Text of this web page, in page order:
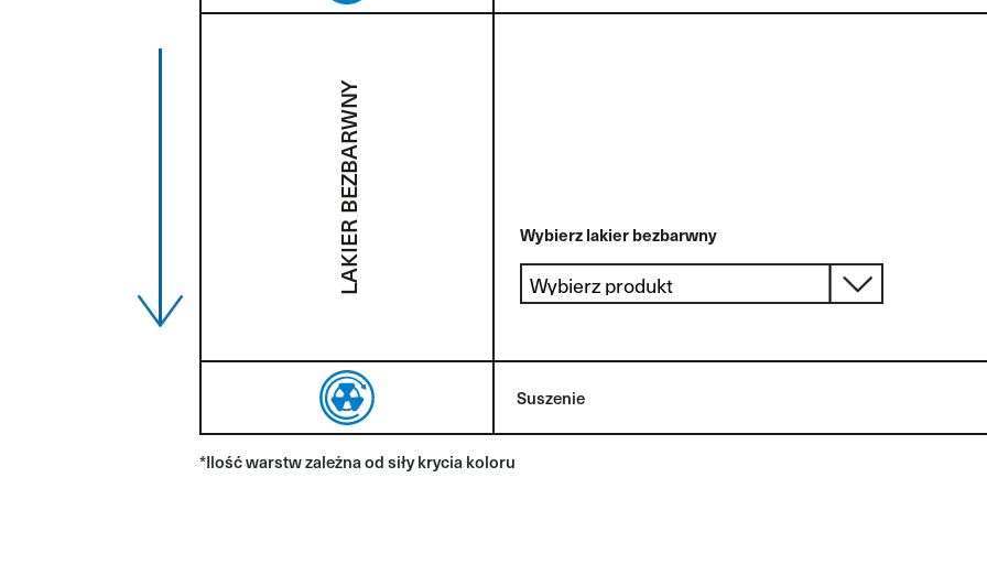
LAKIER BEZBARWNY Wybierz lakier bezbarwny
Warstwa
Suszenie
*Ilość warstw zależna od siły krycia koloru